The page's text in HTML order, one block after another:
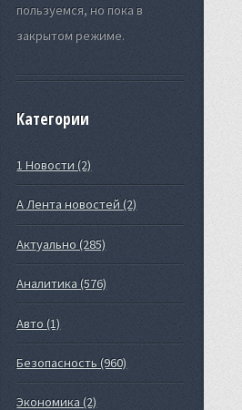
пользуемся, но пока в
закрытом режиме.
Категории
1 Новости (2)
А Лента новостей (2)
Актуально (285)
Аналитика (576)
Авто (1)
Безопасность (960)
Экономика (2)